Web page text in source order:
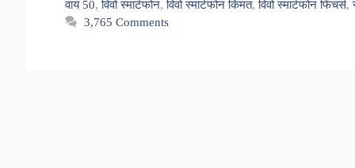
वाय 50,विवो स्मार्टफोन,विवो स्मार्टफोन किंमत,विवो स्मार्टफोन फिचर्स,
3,765 Comments